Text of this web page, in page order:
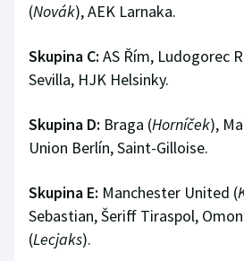
Vodní slalom
Volejbal
(Novák), AEK Larnaka.
Skupina C: AS Řím, Ludogorec
Sevilla, HJK Helsinky.
Skupina D: Braga (Horníček),
Union Berlín, Saint-Gilloise.
Skupina E: Manchester United (
Sebastian, Šeriff Tiraspol,
(Lecjaks).